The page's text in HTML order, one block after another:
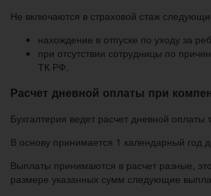
Не включаются в страховой стаж
нахождение в отпуске по уходу за
при отсутствии сотрудницы по
ТК РФ.
Расчет дневной оплаты при
Бухгалтерия ведет расчет дневной
В основу принимается 1 календарный год
Выплаты принимаются в расчет разные,
размере указанных сумм следующие